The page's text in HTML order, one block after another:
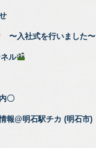
〜入社式を行いました〜
ル
〇
報@明石駅チカ (明石市)